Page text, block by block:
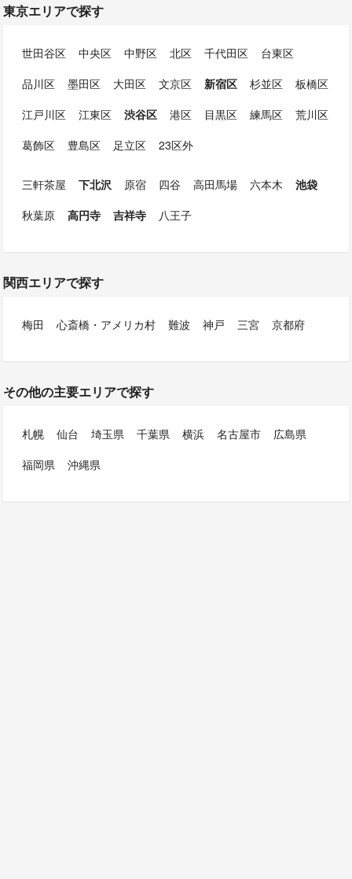
東京エリアで探す
世田谷区 中央区 中野区 北区 千代田区
台東区
品川区
墨田区 大田区 文京区 新宿区 杉並区
板橋区
江戸川区
江東区 渋谷区 港区 目黒区 練馬区
荒川区
葛飾区
豊島区 足立区 23区外
三軒茶屋 下北沢 原宿 四谷 高田馬場 六本木
池袋
秋葉原
高円寺 吉祥寺 八王子
関西エリアで探す
梅田 心斎橋・アメリカ村 難波 神戸 三宮 京都府
その他の主要エリアで探す
札幌 仙台 埼玉県 千葉県 横浜 名古屋市
広島県
福岡県
沖縄県